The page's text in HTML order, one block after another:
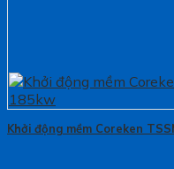
Khởi động mềm Coreken